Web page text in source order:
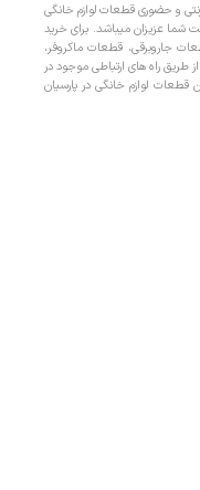
و حضوری قطعات لوازم خانگی
عزیزان میباشد. برای خرید
جاروبرقی، قطعات ماکروفر،
راه های ارتباطی موجود در
قطعات لوازم خانگی در پارسیان